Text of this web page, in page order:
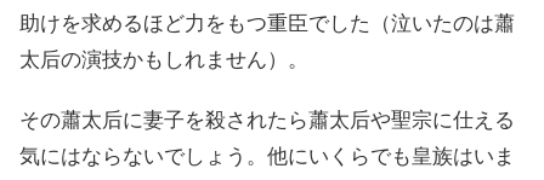
助けを求めるほど力をもつ重臣でした（泣いたのは蕭
太后の演技かもしれません）。
その蕭太后に妻子を殺されたら蕭太后や聖宗に仕える
気にはならないでしょう。他にいくらでも皇族はいま